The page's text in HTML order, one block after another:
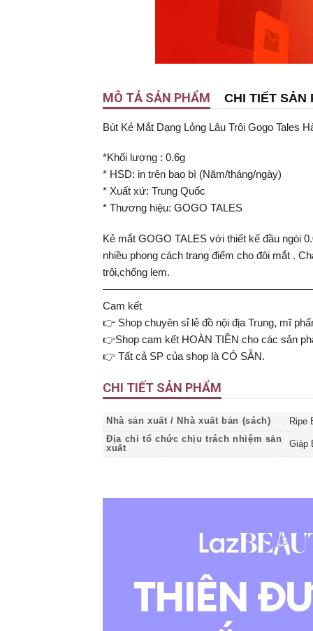
MÔ TẢ SẢN PHẨM CHI TIẾT SẢN
Bút Kẻ Mắt Dạng Lỏng Lâu Trôi Gogo Tales
*Khối lượng : 0.6g
* HSD: in trên bao bì (Năm/tháng/ngày)
* Xuất xứ: Trung Quốc
* Thương hiệu: GOGO TALES
Kẻ mắt GOGO TALES với thiết kế đầu ngòi
nhiều phong cách trang điểm cho đôi mắt .
trôi,chống lem.
Cam kết
👉 Shop chuyên sỉ lẻ đồ nội địa Trung, mĩ
👉Shop cam kết HOÀN TIỀN cho các sản
👉 Tất cả SP của shop là CÓ SẴN.
CHI TIẾT SẢN PHẨM
Nhà sản xuất / Nhà xuất bản (sách)
Ripe
Địa chỉ tổ chức chịu trách nhiệm sản
xuất
Giáp